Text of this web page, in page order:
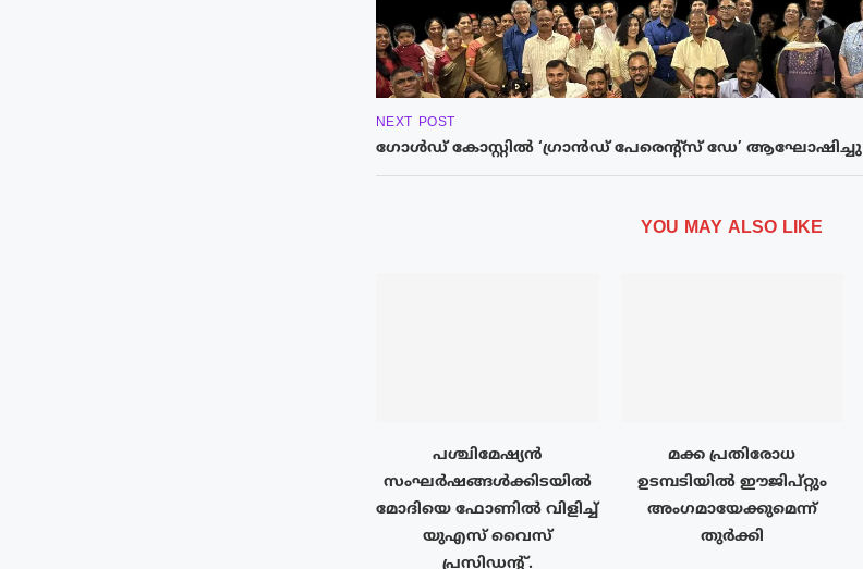
NEXT POST
ഗോൾഡ് കോസ്റ്റിൽ ‘ഗ്രാൻഡ് പേരെന്റ്സ് ഡേ’ ആഘോഷിച്ചു
YOU MAY ALSO LIKE
പശ്ചിമേഷ്യന്‍
സംഘര്‍ഷങ്ങള്‍ക്കിടയിൽ
മോദിയെ ഫോണില്‍ വിളിച്ച്
യുഎസ് വൈസ്
പ്രസിഡന്റ്.
മക്ക പ്രതിരോധ
ഉടമ്പടിയിൽ ഈജിപ്റ്റും
അംഗമായേക്കുമെന്ന്
തുർക്കി